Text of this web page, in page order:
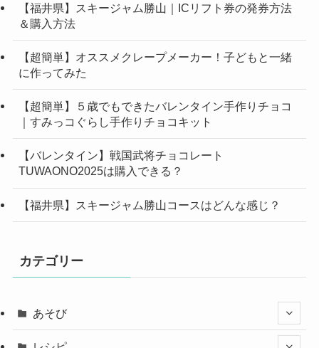
【福井県】スキージャム勝山｜ICリフト券の発券方法
＆購入方法
【超簡単】オススメクレープメーカー！子どもと一緒
に作ってみた
【超簡単】５歳でもできたバレンタイン手作りチョコ
｜すみっコぐらし手作りチョコキット
【バレンタイン】戦国武将チョコレート
TUWAONO2025は購入できる？
【福井県】スキージャム勝山コースはどんな感じ？
カテゴリー
あそび